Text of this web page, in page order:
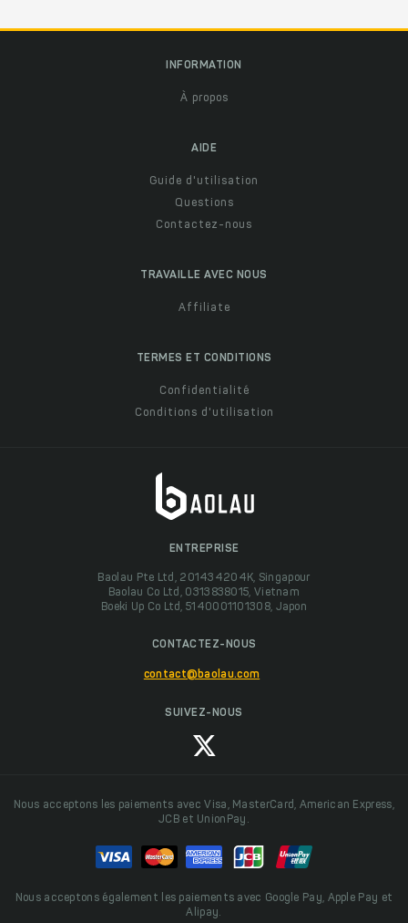
INFORMATION
À propos
AIDE
Guide d'utilisation
Questions
Contactez-nous
TRAVAILLE AVEC NOUS
Affiliate
TERMES ET CONDITIONS
Confidentialité
Conditions d'utilisation
ENTREPRISE
Baolau Pte Ltd, 201434204K, Singapour
Baolau Co Ltd, 0313838015, Vietnam
Boeki Up Co Ltd, 5140001101308, Japon
CONTACTEZ-NOUS
contact@baolau.com
SUIVEZ-NOUS
Nous acceptons les paiements avec Visa, MasterCard, American Express,
JCB et UnionPay.
Nous acceptons également les paiements avec Google Pay, Apple Pay et
Alipay.